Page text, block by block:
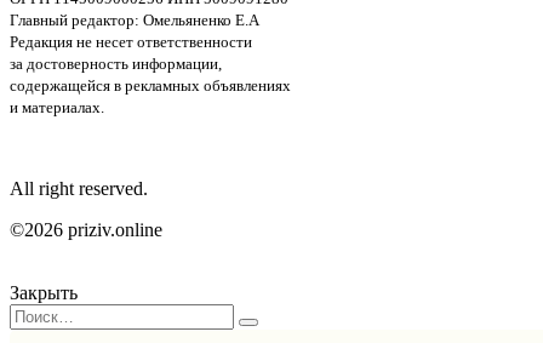
Главный редактор: Омельяненко Е.А
Редакция не несет ответственности
за достоверность информации,
содержащейся в рекламных объявлениях
и материалах.
All right reserved.
©2026 priziv.online
Закрыть